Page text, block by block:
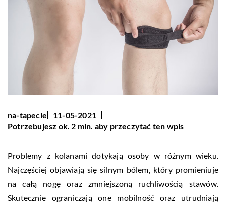
na-tapecie
11-05-2021
Potrzebujesz ok. 2 min. aby przeczytać ten wpis
Problemy z kolanami dotykają osoby w różnym wieku.
Najczęściej objawiają się silnym bólem, który promieniuje
na całą nogę oraz zmniejszoną ruchliwością stawów.
Skutecznie ograniczają one mobilność oraz utrudniają